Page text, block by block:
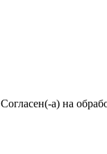
Согласен(-а) на